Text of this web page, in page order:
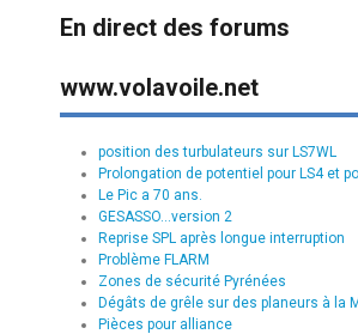
En direct des forums
www.volavoile.net
position des turbulateurs sur LS7WL
Prolongation de potentiel pour LS4 et
Le Pic a 70 ans.
GESASSO...version 2
Reprise SPL après longue interruption
Problème FLARM
Zones de sécurité Pyrénées
Dégâts de grêle sur des planeurs à la
Pièces pour alliance